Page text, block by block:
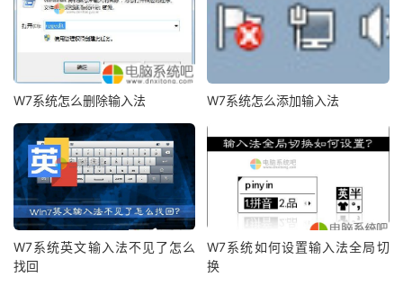
W7系统怎么删除输入法 W7系统怎么添加输入法
W7系统英文输入法不见了怎么
找回
W7系统如何设置输入法全局切
换